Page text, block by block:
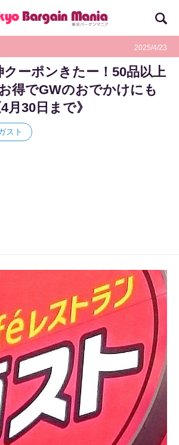
2025/4/23
クーポンきたー！50品以上
得でGWのおでかけにも
月30日まで》
スト